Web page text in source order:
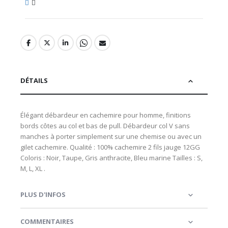
DÉTAILS
Élégant débardeur en cachemire pour homme, finitions
bords côtes au col et bas de pull. Débardeur col V sans
manches à porter simplement sur une chemise ou avec un
gilet cachemire. Qualité : 100% cachemire 2 fils jauge 12GG
Coloris : Noir, Taupe, Gris anthracite, Bleu marine Tailles : S,
M, L, XL .
PLUS D'INFOS
COMMENTAIRES